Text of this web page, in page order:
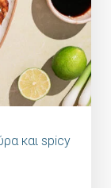
και spicy